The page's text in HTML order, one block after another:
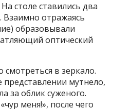
столе ставились два
Взаимно отражаясь
образовывали
оптический
в зеркало.
представлении мутнело,
за облик суженого.
меня!», после чего